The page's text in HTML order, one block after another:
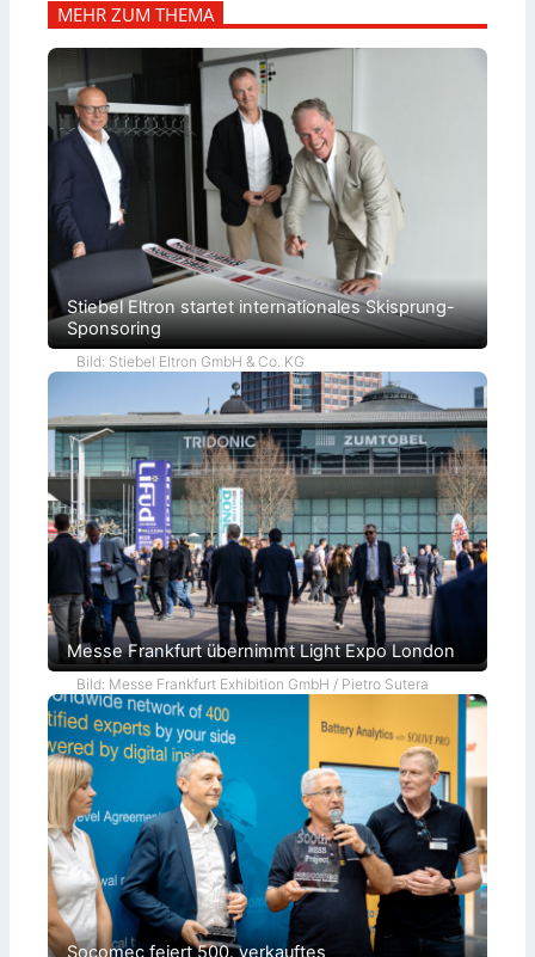
MEHR ZUM THEMA
Stiebel Eltron startet internationales Skisprung-
Sponsoring
Bild: Stiebel Eltron GmbH & Co. KG
Messe Frankfurt übernimmt Light Expo London
Bild: Messe Frankfurt Exhibition GmbH / Pietro Sutera
Socomec feiert 500. verkauftes